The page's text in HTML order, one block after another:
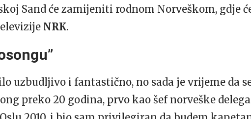
Sand će zamijeniti rodnom Norveškom, gdje
NRK.
uzbudljivo i fantastično, no sada je vrijeme da
preko 20 godina, prvo kao šef norveške